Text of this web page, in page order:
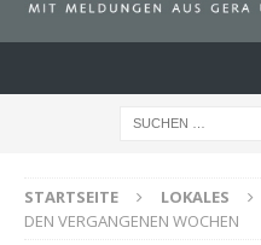
STARTSEITE LOKALES
DEN VERGANGENEN WOCHEN